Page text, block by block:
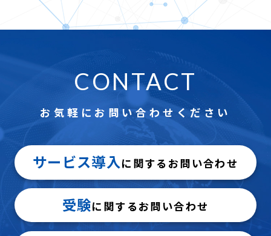
CONTACT
お気軽にお問い合わせください
サービス導入に関するお問い合わせ
受験に関するお問い合わせ